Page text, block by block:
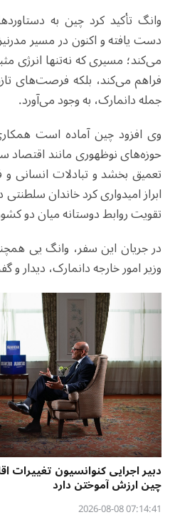
وانگ تأکید کرد چین به
دست یافته و اکنون در مسیر
می‌کند؛ مسیری که نه‌تنها انرژی
فراهم می‌کند، بلکه فرصت‌های
جمله دانمارک، به وجود می‌آورد.
وی افزود چین آماده است
حوزه‌های نوظهوری مانند
تعمیق بخشد و تبادلات انسانی و
ابراز امیدواری کرد خاندان
تقویت روابط دوستانه میان دو
در جریان این سفر، وانگ یی
وزیر امور خارجه دانمارک، دیدار و
دبیر اجرایی کنوانسیون
چین ارزش آموختن دارد
07:14:41 2026-08-08